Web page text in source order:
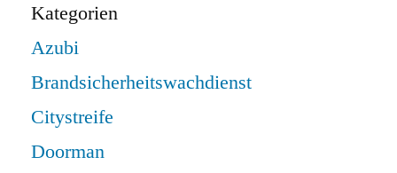
Kategorien
Azubi
Brandsicherheitswachdienst
Citystreife
Doorman